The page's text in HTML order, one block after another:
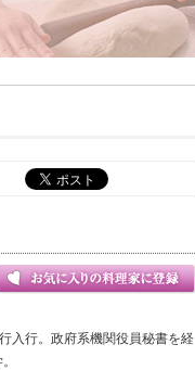
入行。政府系機関役員秘書を経